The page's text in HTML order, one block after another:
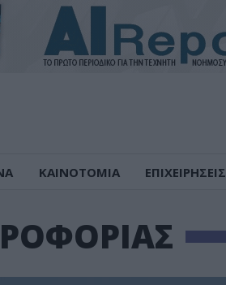
ΚΑΙΝΟΤΟΜΙΑ ΕΠΙΧΕΙΡΗΣΕΙΣ